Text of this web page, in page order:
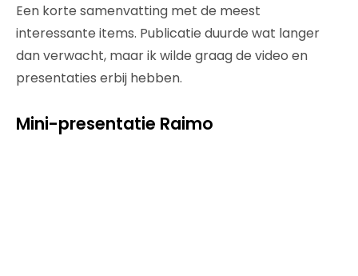
Een korte samenvatting met de meest
interessante items. Publicatie duurde wat langer
dan verwacht, maar ik wilde graag de video en
presentaties erbij hebben.
Mini-presentatie Raimo